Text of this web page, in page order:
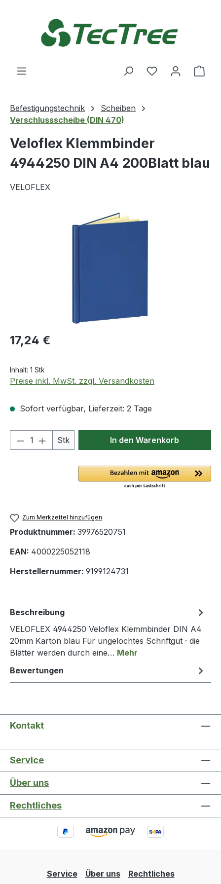
Du hast 0
Befestigungstechnik
Scheiben
Verschlussscheibe (DIN 470)
Veloflex Klemmbinder
4944250 DIN A4 200Blatt blau
VELOFLEX
Bildergalerie überspringen
Regulärer Preis:
17,24 €
Inhalt: 1 Stk
Preise inkl. MwSt. zzgl. Versandkosten
Sofort verfügbar, Lieferzeit: 2 Tage
Produkt Anzahl: Gib den
Stk In den Warenkorb
Zum Merkzettel hinzufügen
Produktnummer: 39976520751
EAN: 4000225052118
Herstellernummer: 9199124731
Beschreibung
VELOFLEX 4944250 Veloflex Klemmbinder DIN A4
20mm Karton blau Für ungelochtes Schriftgut · die
Blätter werden durch eine… Mehr
Bewertungen
Kontakt
Service
Über uns
Rechtliches
Service Über uns Rechtliches